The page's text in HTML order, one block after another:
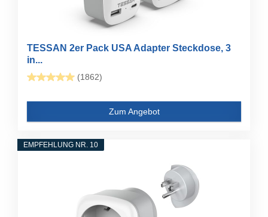
TESSAN 2er Pack USA Adapter Steckdose, 3
in...
(1862)
Zum Angebot
EMPFEHLUNG NR. 10